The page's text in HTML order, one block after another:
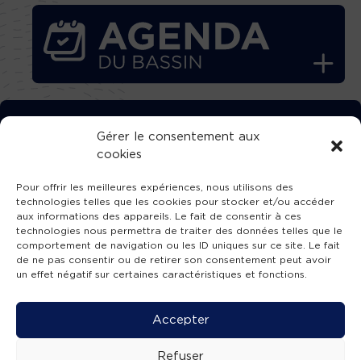
Gérer le consentement aux
cookies
Pour offrir les meilleures expériences, nous utilisons des
technologies telles que les cookies pour stocker et/ou accéder
aux informations des appareils. Le fait de consentir à ces
technologies nous permettra de traiter des données telles que le
comportement de navigation ou les ID uniques sur ce site. Le fait
de ne pas consentir ou de retirer son consentement peut avoir
un effet négatif sur certaines caractéristiques et fonctions.
Accepter
Refuser
TÉLÉCHARGEZ GRATUITEMENT
L’APPLICATION TVBA !
SUIVEZ-NOUS !
Mentions légales -Accessibilité